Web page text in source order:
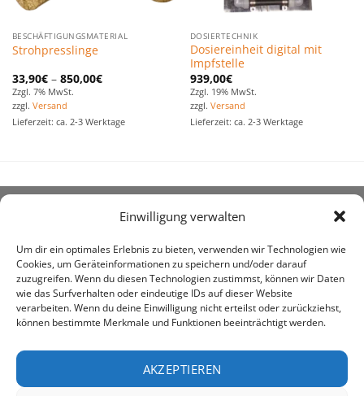
Einwilligung verwalten
Um dir ein optimales Erlebnis zu bieten, verwenden wir Technologien wie
Cookies, um Geräteinformationen zu speichern und/oder darauf
zuzugreifen. Wenn du diesen Technologien zustimmst, können wir Daten
wie das Surfverhalten oder eindeutige IDs auf dieser Website
verarbeiten. Wenn du deine Einwilligung nicht erteilst oder zurückziehst,
können bestimmte Merkmale und Funktionen beeinträchtigt werden.
AKZEPTIEREN
BESCHÄFTIGUNGSMATERIAL
Strohpresslinge
33,90€– 850,00€
Zzgl. 7% MwSt.
zzgl. Versand
Lieferzeit: ca. 2-3 Werktage
DOSIERTECHNIK
Dosiereinheit digital mit
Impfstelle
939,00€
Zzgl. 19% MwSt.
zzgl. Versand
Lieferzeit: ca. 2-3 Werktage
um den Kauf landwirtschaftlicher Bedarfsartikel geht.